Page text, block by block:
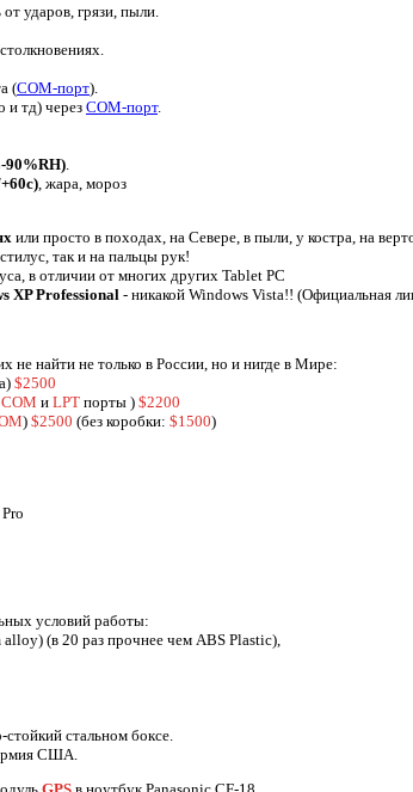
ударов, грязи, пыли.
(COM-порт).
и тд) через COM-порт.
90%RH).
, жара, мороз
или просто в походах, на Севере, в пыли, у костра, на
так и на пальцы рук!
в отличии от многих других Tablet PC
XP Professional- никакой Windows Vista!! (Официальная
не найти не только в России, но и нигде в Мире:
$2500
COM и LPT порты ) $2200
) $2500 (без коробки: $1500)
условий работы:
(в 20 раз прочнее чем ABS Plastic),
стальном боксе.
армия США.